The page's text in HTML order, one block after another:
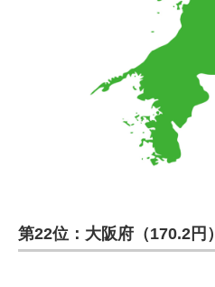
第22位：大阪府（170.2円）